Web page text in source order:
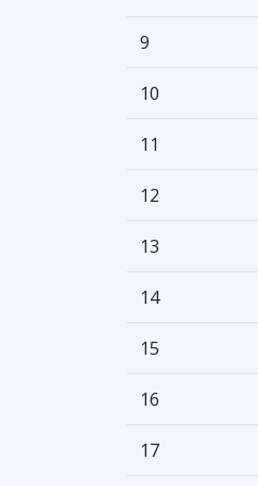
9
10
11
12
13
14
15
16
17